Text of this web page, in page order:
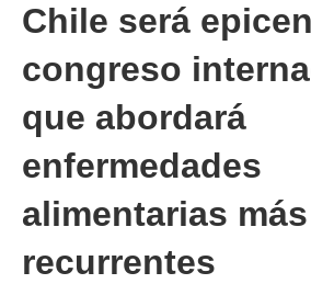
Chile será
congreso
que abordará
enfermedades
alimentarias más
recurrentes